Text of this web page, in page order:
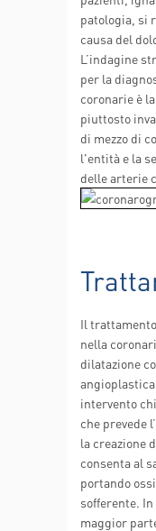
patologia, si
causa del
L’indagine
per la
coronarie è
piuttosto
di mezzo di
l'entità e la
delle arterie
Il
nella
dilatazione
intervento
che prevede
la creazione
consenta al
portando
sofferente.
maggior